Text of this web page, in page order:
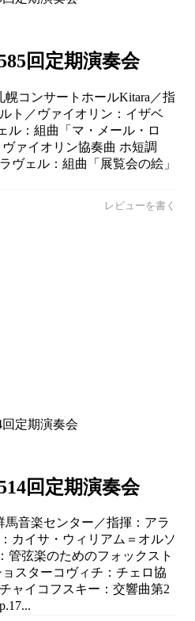
回定期演奏会
幌コンサートホールKitara／指
ト／ヴァイオリン：イザベ
ル：組曲「マ・メール・ロ
ァイオリン協奏曲 ホ短調
ヴェル：組曲「展覧会の絵」
レビューを書く
回定期演奏会
馬音楽センター／指揮：アラ
カイサ・ウィリアム＝オルソ
管弦楽のためのフォックスト
スターコヴィチ：チェロ協
ャイコフスキー：交響曲第2